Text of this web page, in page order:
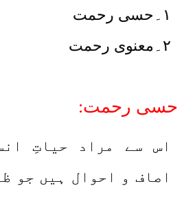
۱۔حسی رحمت
۲۔معنوی رحمت
حسی رحمت:
اس سے مراد حیاتِ
اصاف و احوال ہیں جو